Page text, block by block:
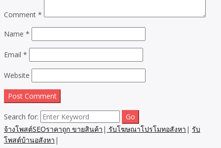
Comment *
Name *
Email *
Website
Search for:
จ้างโพสต์SEOราคาถูก ขายสินค้า | รับโฆษณาโปรโมทอสังหา | รับ
โพสต์บ้านอสังหา |